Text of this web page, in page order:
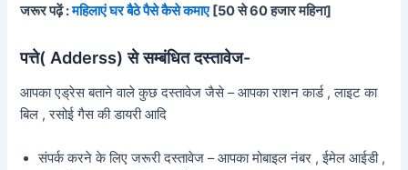
जरूर पढ़ें :महिलाएं घर बैठे पैसे कैसे कमाए[50 से 60 हजार महिना]
पत्ते( Adderss) से सम्बंधित दस्तावेज-
आपका एड्रेस बताने वाले कुछ दस्तावेज जैसे – आपका राशन कार्ड , लाइट का
बिल , रसोई गैस की डायरी आदि
संपर्क करने के लिए जरूरी दस्तावेज – आपका मोबाइल नंबर , ईमेल आईडी ,